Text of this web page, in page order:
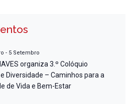
- 5 Setembro
organiza 3.º Colóquio
e Diversidade – Caminhos para a
de Vida e Bem-Estar